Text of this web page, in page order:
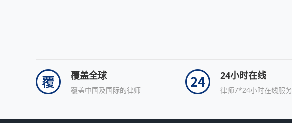
覆盖全球
覆盖中国及国际的律师
24小时在线
律师7*24小时在线服务